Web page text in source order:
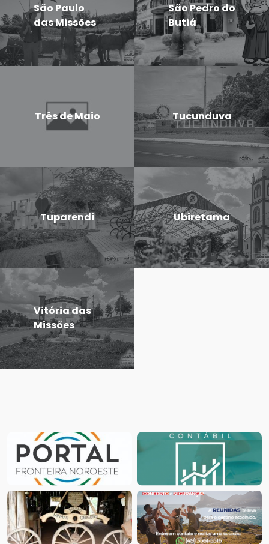
São Paulo
das Missões
São Pedro do
Butiá
Três de Maio Tucunduva
Tuparendi Ubiretama
Vitória das
Missões